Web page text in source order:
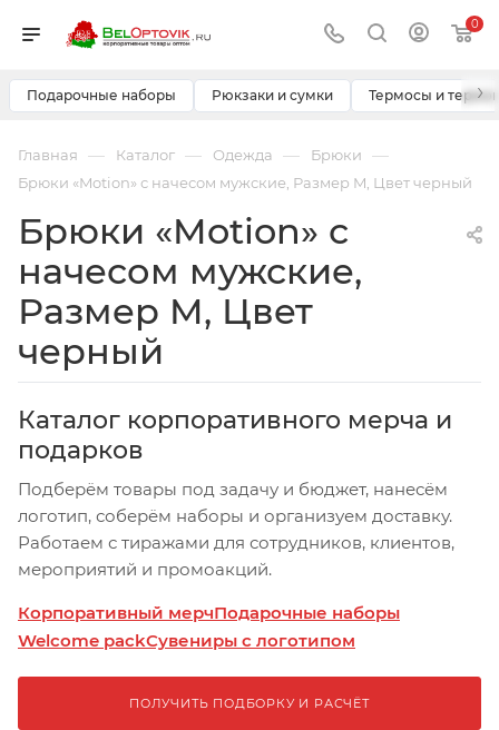
0
Подарочные наборы Рюкзаки и сумки Термосы и ›
Главная — Каталог — Одежда — Брюки —
Брюки «Motion» с начесом мужские, Размер M, Цвет черный
Брюки «Motion» с
начесом мужские,
Размер M, Цвет
черный
Каталог корпоративного мерча и
подарков
Подберём товары под задачу и бюджет, нанесём
логотип, соберём наборы и организуем доставку.
Работаем с тиражами для сотрудников, клиентов,
мероприятий и промоакций.
Корпоративный мерчПодарочные наборы
Welcome packСувениры с логотипом
ПОЛУЧИТЬ ПОДБОРКУ И РАСЧЁТ